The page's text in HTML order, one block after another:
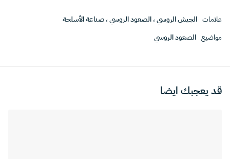
علامات الجيش الروسي،الصعود الروسي،صناعة الأسلحة
مواضيع الصعود الروسي
قد يعجبك ايضا